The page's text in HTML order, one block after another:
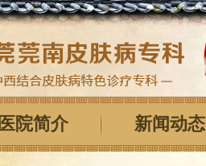
医院简介 新闻动态